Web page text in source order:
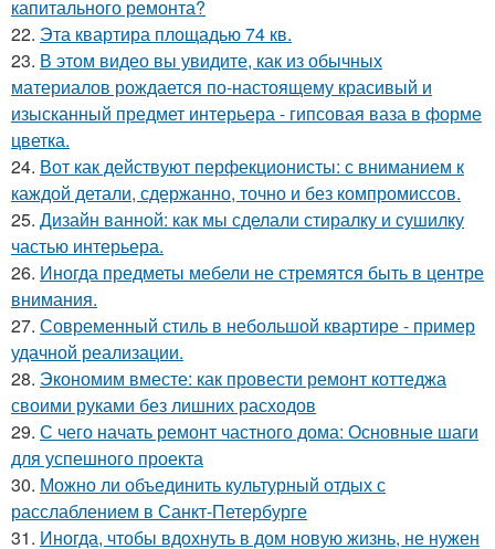
капитального ремонта?
22. Эта квартира площадью 74 кв.
23. В этом видео вы увидите, как из обычных
материалов рождается по-настоящему красивый и
изысканный предмет интерьера - гипсовая ваза в форме
цветка.
24. Вот как действуют перфекционисты: с вниманием к
каждой детали, сдержанно, точно и без компромиссов.
25. Дизайн ванной: как мы сделали стиралку и сушилку
частью интерьера.
26. Иногда предметы мебели не стремятся быть в центре
внимания.
27. Современный стиль в небольшой квартире - пример
удачной реализации.
28. Экономим вместе: как провести ремонт коттеджа
своими руками без лишних расходов
29. С чего начать ремонт частного дома: Основные шаги
для успешного проекта
30. Можно ли объединить культурный отдых с
расслаблением в Санкт-Петербурге
31. Иногда, чтобы вдохнуть в дом новую жизнь, не нужен